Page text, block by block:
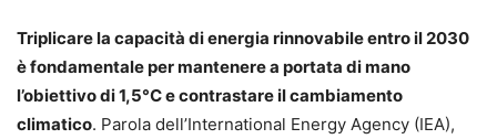
Triplicare la capacità di energia rinnovabile entro il 2030
è fondamentale per mantenere a portata di mano
l’obiettivo di 1,5°C e contrastare il cambiamento
climatico. Parola dell’International Energy Agency (IEA),